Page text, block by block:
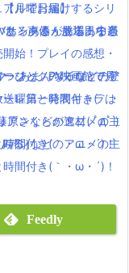
サンタさん登場！中条
ジックPVでロッチ登
原さくらが逸材( ﾟдﾟ )
ルでお届けするシリ
始！プレイの感想・
レ第一発表キャラは
る］
じ・声優・放送日など
ひと」の映画館で見
アンなどのアニメの主
時間付き(｀・ω・´)！
月曜日編】
るあるがあるある過
・あまんちゅなどのア
曜日と時間付き(｀・
アンなどのアニメの主
間付き(｀・ω・´)！
Feedly